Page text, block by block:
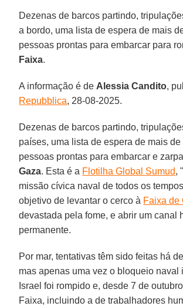
Dezenas de barcos partindo,
a bordo, uma lista de espera de mais
pessoas prontas para embarcar para
Faixa.
A informação é de Alessia Candito,
Repubblica, 28-08-2025.
Dezenas de barcos partindo,
países, uma lista de espera de mais de
pessoas prontas para embarcar e
Gaza. Esta é a Flotilha Global Sumud,
missão cívica naval de todos os
objetivo de levantar o cerco à Faixa de
devastada pela fome, e abrir um canal
permanente.
Por mar, tentativas têm sido feitas há
mas apenas uma vez o bloqueio naval
Israel foi rompido e, desde 7 de
Faixa, incluindo a de trabalhadores